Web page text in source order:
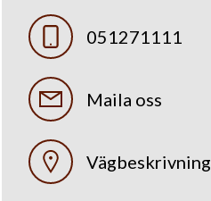
051271111
Maila oss
Vägbeskrivning